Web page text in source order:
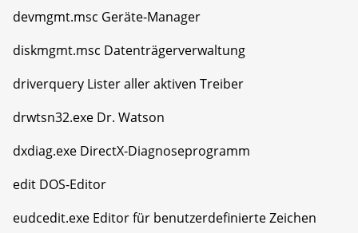
devmgmt.msc Geräte-Manager
diskmgmt.msc Datenträgerverwaltung
driverquery Lister aller aktiven Treiber
drwtsn32.exe Dr. Watson
dxdiag.exe DirectX-Diagnoseprogramm
edit DOS-Editor
eudcedit.exe Editor für benutzerdefinierte Zeichen